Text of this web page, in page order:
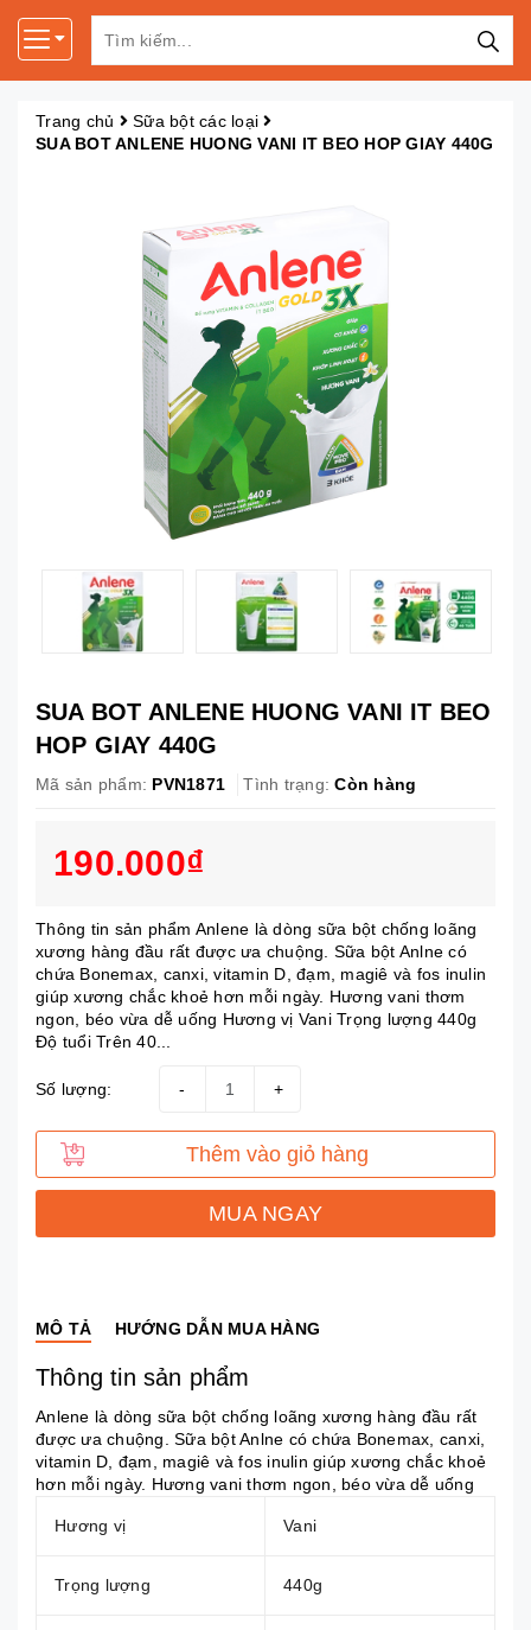
Trang chủ
Sữa bột các loại
SUA BOT ANLENE HUONG VANI IT BEO HOP GIAY 440G
SUA BOT ANLENE HUONG VANI IT BEO
HOP GIAY 440G
Mã sản phẩm: PVN1871 Tình trạng: Còn hàng
190.000₫
Thông tin sản phẩm Anlene là dòng sữa bột chống loãng
xương hàng đầu rất được ưa chuộng. Sữa bột Anlne có
chứa Bonemax, canxi, vitamin D, đạm, magiê và fos inulin
giúp xương chắc khoẻ hơn mỗi ngày. Hương vani thơm
ngon, béo vừa dễ uống Hương vị Vani Trọng lượng 440g
Độ tuổi Trên 40...
Số lượng: +
-
Thêm vào giỏ hàng
MUA NGAY
MÔ TẢ HƯỚNG DẪN MUA HÀNG
Thông tin sản phẩm
Anlene là dòng sữa bột chống loãng xương hàng đầu rất
được ưa chuộng. Sữa bột Anlne có chứa Bonemax, canxi,
vitamin D, đạm, magiê và fos inulin giúp xương chắc khoẻ
hơn mỗi ngày. Hương vani thơm ngon, béo vừa dễ uống
Hương vị Vani
Trọng lượng 440g